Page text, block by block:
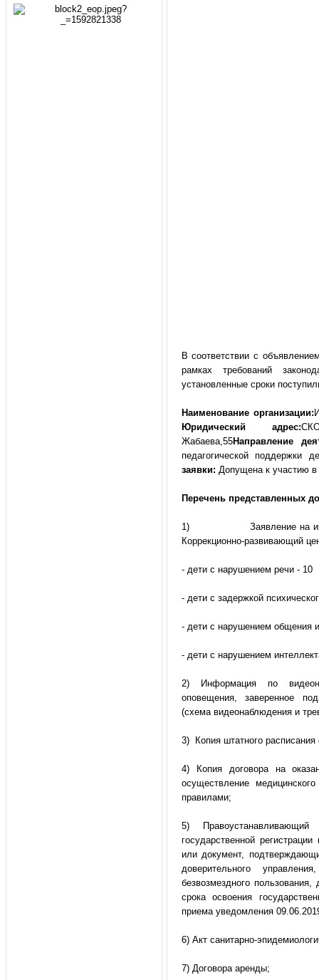
В соответствии с
рамках требований
установленные сроки
Наименование организации:
Юридический адрес:
Жабаева,55Направление
педагогической поддержки
заявки: Допущена к участию в
Перечень представленных
1) Заявление на имя
Коррекционно-развивающий
- дети с нарушением речи - 10
- дети с задержкой
- дети с нарушением общения
- дети с нарушением
2) Информация по
оповещения, заверенное
(схема видеонаблюдения и
3) Копия штатного
4) Копия договора на
осуществление
правилами;
5)
государственной
или документ,
доверительного
безвозмездного
срока освоения
приема уведомления
6) Акт санитарно-
7) Договора аренды;